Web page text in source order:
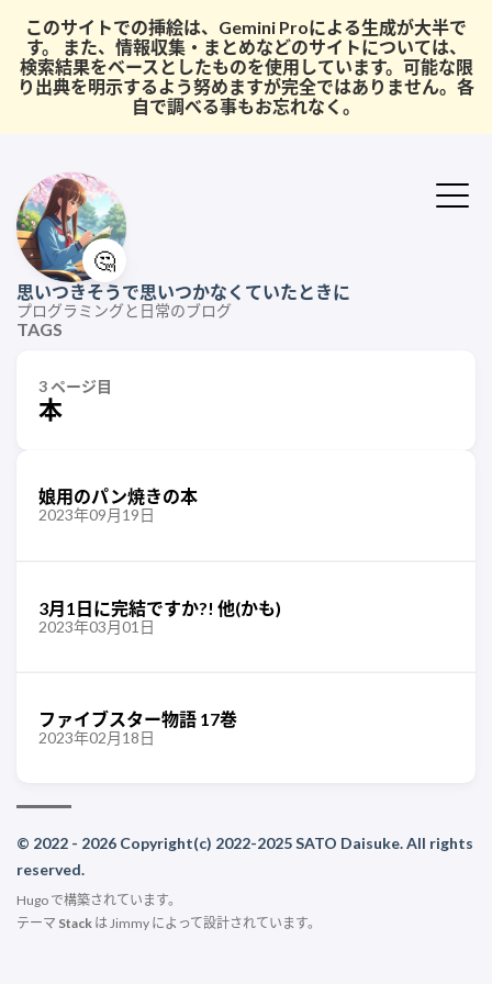
このサイトでの挿絵は、Gemini Proによる生成が大半で
す。 また、情報収集・まとめなどのサイトについては、
検索結果をベースとしたものを使用しています。可能な限
り出典を明示するよう努めますが完全ではありません。各
自で調べる事もお忘れなく。
🤔
思いつきそうで思いつかなくていたときに
プログラミングと日常のブログ
TAGS
3 ページ目
本
娘用のパン焼きの本
2023年09月19日
3月1日に完結ですか?! 他(かも)
2023年03月01日
ファイブスター物語 17巻
2023年02月18日
© 2022 - 2026 Copyright(c) 2022-2025 SATO Daisuke. All rights
reserved.
Hugo で構築されています。
テーマ Stack はJimmy によって設計されています。